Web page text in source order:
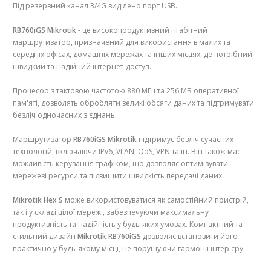
Під резервний канал 3/4G виділено порт USB.
RB760iGS Mikrotik- це високопродуктивний гігабітний
маршрутизатор, призначений для використання в малих та
середніх офісах, домашніх мережах та інших місцях, де потрібний
швидкий та надійний інтернет-доступ.
Процесор з тактовою частотою 880 МГц та 256 МБ оперативної
пам'яті, дозволять обробляти великі обсяги даних та підтримувати
безліч одночасних з'єднань.
Маршрутизатор RB760iGS Mikrotik підтримує безліч сучасних
технологій, включаючи IPv6, VLAN, QoS, VPN та ін. Він також має
можливість керування трафіком, що дозволяє оптимізувати
мережеві ресурси та підвищити швидкість передачі даних.
Mikrotik Hex S може використовуватися як самостійний пристрій,
так і у складі цілої мережі, забезпечуючи максимальну
продуктивність та надійність у будь-яких умовах. Компактний та
стильний дизайн Mikrotik RB760iGS дозволяє встановити його
практично у будь-якому місці, не порушуючи гармонії інтер'єру.